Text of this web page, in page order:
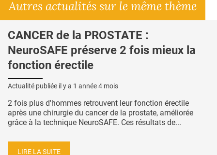
Autres actualités sur le même thème
CANCER de la PROSTATE :
NeuroSAFE préserve 2 fois mieux la
fonction érectile
Actualité publiée il y a 1 année 4 mois
2 fois plus d'hommes retrouvent leur fonction érectile
après une chirurgie du cancer de la prostate, améliorée
grâce à la technique NeuroSAFE. Ces résultats de...
LIRE LA SUITE